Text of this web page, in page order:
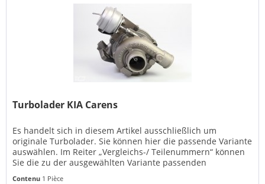
Turbolader KIA Carens
Es handelt sich in diesem Artikel ausschließlich um
originale Turbolader. Sie können hier die passende Variante
auswählen. Im Reiter „Vergleichs-/ Teilenummern“ können
Sie die zu der ausgewählten Variante passenden
Teilenummern einsehen....
Contenu 1 Pièce